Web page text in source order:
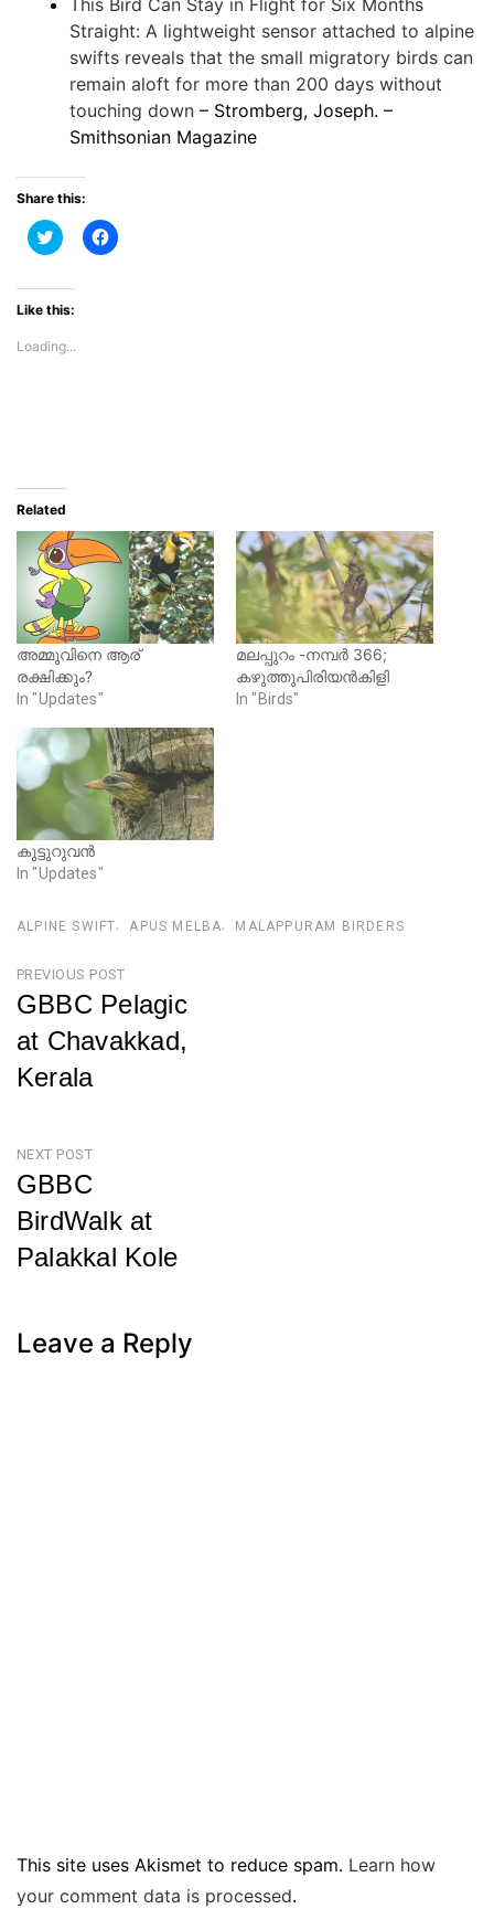
Straight: A lightweight sensor attached to alpine
swifts reveals that the small migratory birds can
remain aloft for more than 200 days without
touching down – Stromberg, Joseph. –
Smithsonian Magazine
Share this:
C
l
k
t
o
h
t
e
r
(
O
p
e
n
s
i
n
n
e
w
w
i
d
w
C
l
k
(
O
n
n
n
d
o
w
)
Like this:
Loading...
Related
അമ്മുവിനെ ആര്‌
രക്ഷിക്കും?
In "Updates"
മലപ്പുറം -നമ്പര്‍ 366;
കഴുത്തുപിരിയൻകിളി
In "Birds"
കുട്ടുറുവന്‍
In "Updates"
ALPINE SWIFT APUS MELBA MALAPPURAM BIRDERS
Post
navigation
PREVIOUS POST
GBBC Pelagic
at Chavakkad,
Kerala
NEXT POST
GBBC
BirdWalk at
Palakkal Kole
Leave a Reply
This site uses Akismet to reduce spam. Learn how
your comment data is processed.